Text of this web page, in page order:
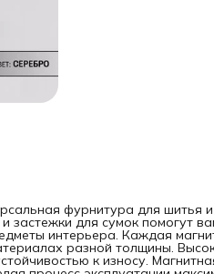
фурнитура для шитья
застежки для сумок помогут
интерьера. Каждая
разной толщины.
к износу.